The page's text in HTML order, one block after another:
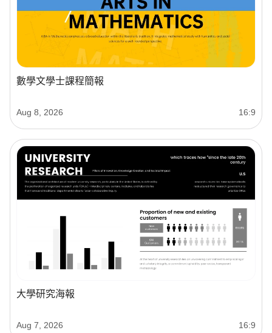
數學文學士課程簡報
Aug 8, 2026 16:9
大學研究海報
Aug 7, 2026 16:9